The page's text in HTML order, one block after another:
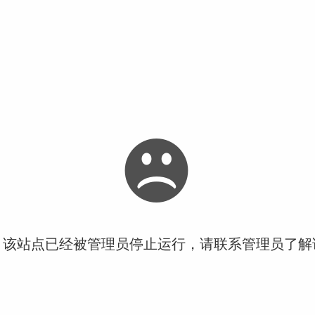
站点已经被管理员停止运行，请联系管理员了